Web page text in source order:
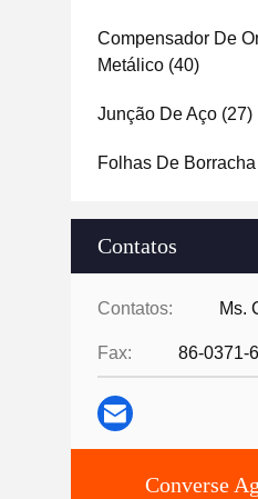
Compensador De
Metálico (40)
Junção De Aço (27)
Folhas De Borracha
Contatos
Contatos: Ms.
Fax:
Converse